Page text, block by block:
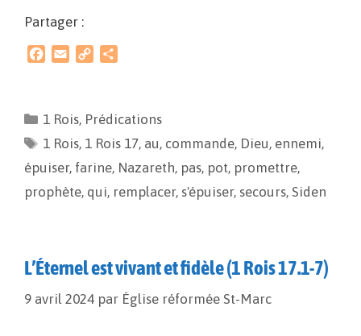
Partager :
b
o
o
l
L
i
n
a
g
e
1 Rois, Prédications
1 Rois, 1 Rois 17, au, commande, Dieu, ennemi,
épuiser, farine, Nazareth, pas, pot, promettre,
prophète, qui, remplacer, s'épuiser, secours, Siden
L’Éternel est vivant et fidèle (1 Rois 17.1-7)
9 avril 2024 par Église réformée St-Marc